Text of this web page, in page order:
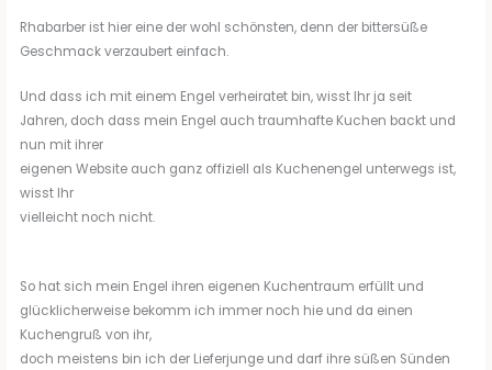
Rhabarber ist hier eine der wohl schönsten, denn der bittersüße
Geschmack verzaubert einfach.
Und dass ich mit einem Engel verheiratet bin, wisst Ihr ja seit
Jahren, doch dass mein Engel auch traumhafte Kuchen backt und
nun mit ihrer
eigenen Website auch ganz offiziell als Kuchenengel unterwegs ist,
wisst Ihr
vielleicht noch nicht.
So hat sich mein Engel ihren eigenen Kuchentraum erfüllt und
glücklicherweise bekomm ich immer noch hie und da einen
Kuchengruß von ihr,
doch meistens bin ich der Lieferjunge und darf ihre süßen Sünden